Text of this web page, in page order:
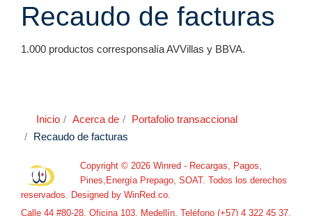
Recaudo de facturas
1.000 productos corresponsalía AVVillas y BBVA.
Inicio Acerca de
Portafolio transaccional
Recaudo de facturas
Copyright © 2026 Winred - Recargas, Pagos,
Pines,Energía Prepago, SOAT. Todos los derechos
reservados. Designed by WinRed.co
Calle 44 #80-28. Oficina 103. Medellín. Teléfono (+57) 4 322 45 37.